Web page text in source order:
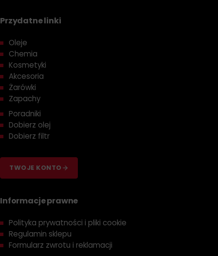
Przydatne linki
Oleje
Chemia
Kosmetyki
Akcesoria
Żarówki
Zapachy
Poradniki
Dobierz olej
Dobierz filtr
TWOJE KONTO
Informacje prawne
Polityka prywatności i pliki cookie
Regulamin sklepu
Formularz zwrotu i reklamacji